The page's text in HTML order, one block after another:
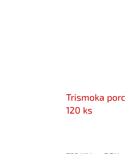
Trismoka
120 ks